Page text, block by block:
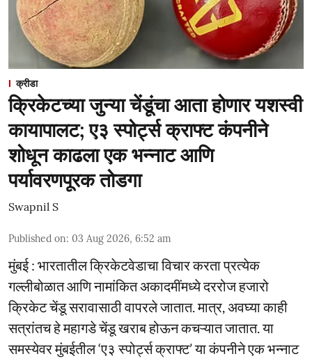
क्रीडा
क्रिकेटच्या जुन्या चेंडूंचा आता होणार यशस्वी
कायापालट; ए३ स्पोर्ट्स क्राफ्ट कंपनीने
शोधून काढला एक भन्नाट आणि
पर्यावरणपूरक तोडगा
Swapnil S
Published on: 03 Aug 2026, 6:52 am
मुंबई : भारतातील क्रिकेटवेडाचा विचार करता प्रत्येक
गल्लीबोळात आणि नामांकित अकादमींमध्ये दररोज हजारो
क्रिकेट चेंडू सरावासाठी वापरले जातात. मात्र, अवघ्या काही
सत्रांतच हे महागडे चेंडू खराब होऊन कचऱ्यात जातात. या
समस्येवर मुंबईतील ‘ए३ स्पोर्ट्स क्राफ्ट’ या कंपनीने एक भन्नाट